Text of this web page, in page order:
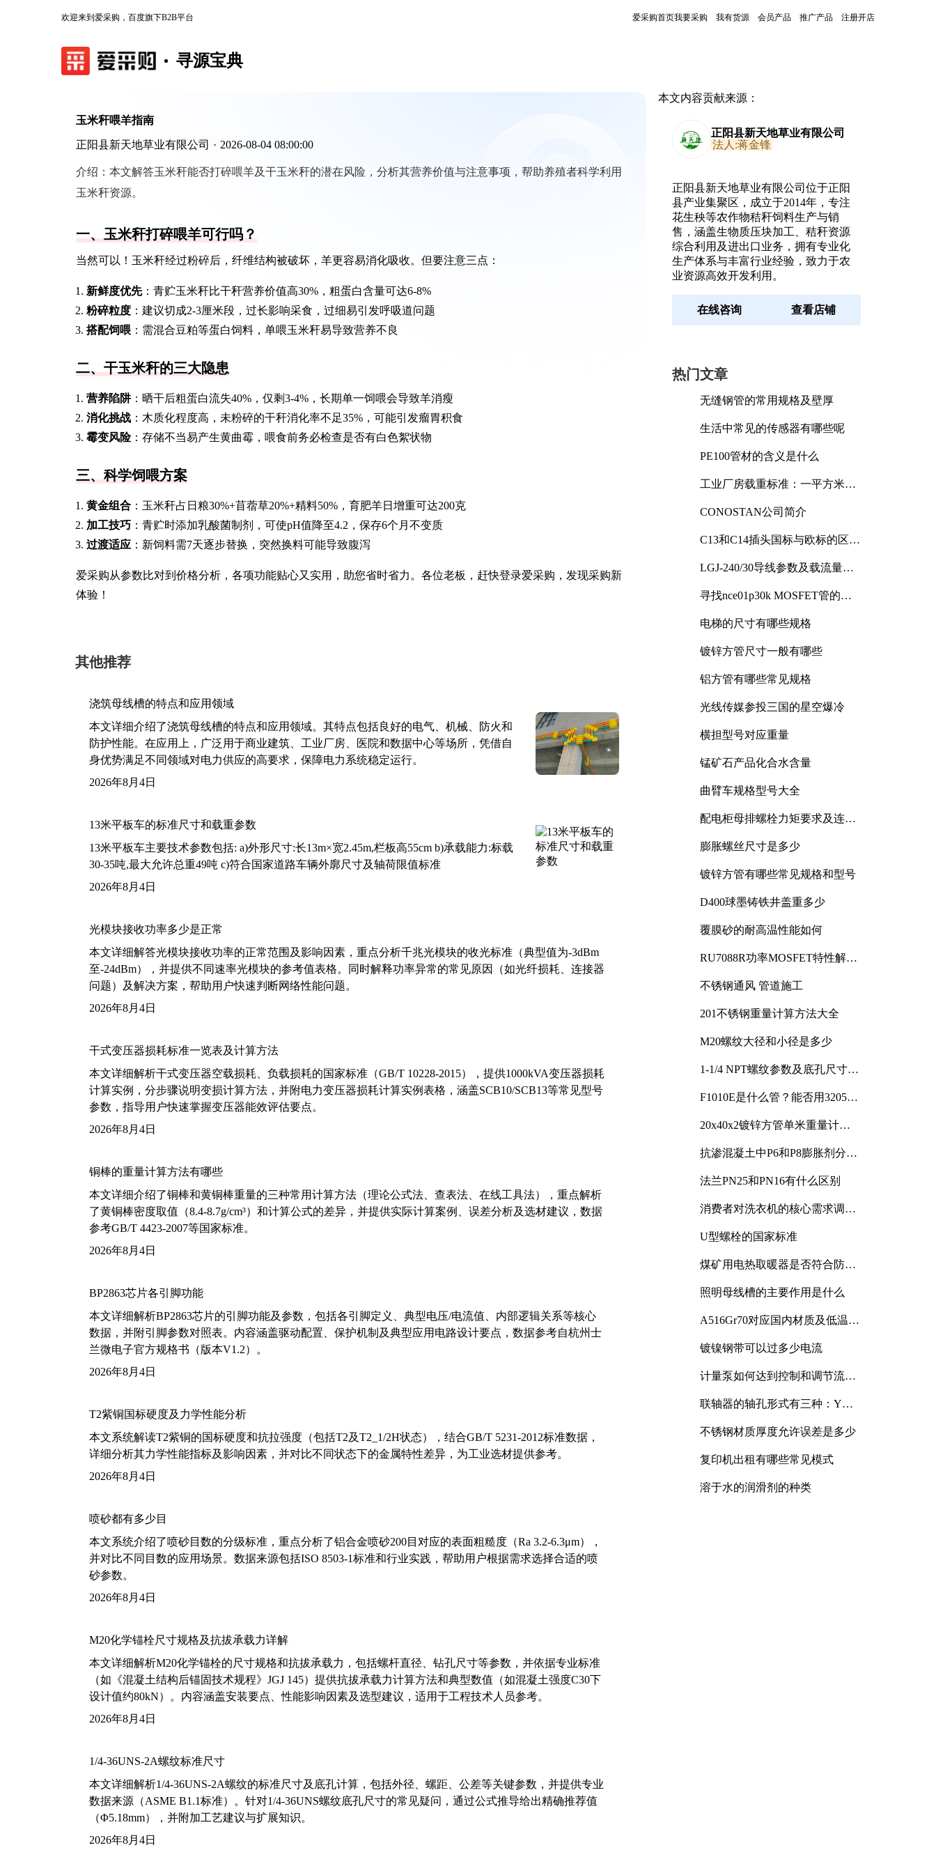
欢迎来到爱采购，百度旗下B2B平台 爱采购首页我要采购 我有货源 会员产品 推广产品 注册开店
寻源宝典
玉米秆喂羊指南
正阳县新天地草业有限公司 · 2026-08-04 08:00:00
介绍： 本文解答玉米秆能否打碎喂羊及干玉米秆的潜在风险，分析其营养价值与注意事项，帮助养殖者科学利用
玉米秆资源。
一、玉米秆打碎喂羊可行吗？
当然可以！玉米秆经过粉碎后，纤维结构被破坏，羊更容易消化吸收。但要注意三点：
新鲜度优先：青贮玉米秆比干秆营养价值高30%，粗蛋白含量可达6-8%
粉碎粒度 ：建议切成2-3厘米段，过长影响采食，过细易引发呼吸道问题
搭配饲喂 ：需混合豆粕等蛋白饲料，单喂玉米秆易导致营养不良
二、干玉米秆的三大隐患
营养陷阱：晒干后粗蛋白流失40%，仅剩3-4%，长期单一饲喂会导致羊消瘦
消化挑战 ：木质化程度高，未粉碎的干秆消化率不足35%，可能引发瘤胃积食
霉变风险：存储不当易产生黄曲霉，喂食前务必检查是否有白色絮状物
三、科学饲喂方案
黄金组合 ：玉米秆占日粮30%+苜蓿草20%+精料50%，育肥羊日增重可达200克
加工技巧 ：青贮时添加乳酸菌制剂，可使pH值降至4.2，保存6个月不变质
过渡适应 ：新饲料需7天逐步替换，突然换料可能导致腹泻
爱采购从参数比对到价格分析，各项功能贴心又实用，助您省时省力。各位老板，赶快登录爱采购，发现采购新
体验！
其他推荐
浇筑母线槽的特点和应用领域
本文详细介绍了浇筑母线槽的特点和应用领域。其特点包括良好的电气、机械、防火和
防护性能。在应用上，广泛用于商业建筑、工业厂房、医院和数据中心等场所，凭借自
身优势满足不同领域对电力供应的高要求，保障电力系统稳定运行。
2026年8月4日
13米平板车的标准尺寸和载重参数
13米平板车主要技术参数包括: a)外形尺寸:长13m×宽2.45m,栏板高55cm b)承载能力:标载
30-35吨,最大允许总重49吨 c)符合国家道路车辆外廓尺寸及轴荷限值标准
2026年8月4日
光模块接收功率多少是正常
本文详细解答光模块接收功率的正常范围及影响因素，重点分析千兆光模块的收光标准（典型值为-3dBm
至-24dBm），并提供不同速率光模块的参考值表格。同时解释功率异常的常见原因（如光纤损耗、连接器
问题）及解决方案，帮助用户快速判断网络性能问题。
2026年8月4日
干式变压器损耗标准一览表及计算方法
本文详细解析干式变压器空载损耗、负载损耗的国家标准（GB/T 10228-2015），提供1000kVA变压器损耗
计算实例，分步骤说明变损计算方法，并附电力变压器损耗计算实例表格，涵盖SCB10/SCB13等常见型号
参数，指导用户快速掌握变压器能效评估要点。
2026年8月4日
铜棒的重量计算方法有哪些
本文详细介绍了铜棒和黄铜棒重量的三种常用计算方法（理论公式法、查表法、在线工具法），重点解析
了黄铜棒密度取值（8.4-8.7g/cm³）和计算公式的差异，并提供实际计算案例、误差分析及选材建议，数据
参考GB/T 4423-2007等国家标准。
2026年8月4日
BP2863芯片各引脚功能
本文详细解析BP2863芯片的引脚功能及参数，包括各引脚定义、典型电压/电流值、内部逻辑关系等核心
数据，并附引脚参数对照表。内容涵盖驱动配置、保护机制及典型应用电路设计要点，数据参考自杭州士
兰微电子官方规格书（版本V1.2）。
2026年8月4日
T2紫铜国标硬度及力学性能分析
本文系统解读T2紫铜的国标硬度和抗拉强度（包括T2及T2_1/2H状态），结合GB/T 5231-2012标准数据，
详细分析其力学性能指标及影响因素，并对比不同状态下的金属特性差异，为工业选材提供参考。
2026年8月4日
喷砂都有多少目
本文系统介绍了喷砂目数的分级标准，重点分析了铝合金喷砂200目对应的表面粗糙度（Ra 3.2-6.3μm），
并对比不同目数的应用场景。数据来源包括ISO 8503-1标准和行业实践，帮助用户根据需求选择合适的喷
砂参数。
2026年8月4日
M20化学锚栓尺寸规格及抗拔承载力详解
本文详细解析M20化学锚栓的尺寸规格和抗拔承载力，包括螺杆直径、钻孔尺寸等参数，并依据专业标准
（如《混凝土结构后锚固技术规程》JGJ 145）提供抗拔承载力计算方法和典型数值（如混凝土强度C30下
设计值约80kN）。内容涵盖安装要点、性能影响因素及选型建议，适用于工程技术人员参考。
2026年8月4日
1/4-36UNS-2A螺纹标准尺寸
本文详细解析1/4-36UNS-2A螺纹的标准尺寸及底孔计算，包括外径、螺距、公差等关键参数，并提供专业
数据来源（ASME B1.1标准）。针对1/4-36UNS螺纹底孔尺寸的常见疑问，通过公式推导给出精确推荐值
（Φ5.18mm），并附加工艺建议与扩展知识。
2026年8月4日
本文内容贡献来源：
正阳县新天地草业有限公司
法人:蒋金锋
正阳县新天地草业有限公司位于正阳
县产业集聚区，成立于2014年，专注
花生秧等农作物秸秆饲料生产与销
售，涵盖生物质压块加工、秸秆资源
综合利用及进出口业务，拥有专业化
生产体系与丰富行业经验，致力于农
业资源高效开发利用。
在线咨询 查看店铺
热门文章
无缝钢管的常用规格及壁厚
生活中常见的传感器有哪些呢
PE100管材的含义是什么
工业厂房载重标准：一平方米能
CONOSTAN公司简介
C13和C14插头国标与欧标的区别
LGJ-240/30导线参数及载流量解
寻找nce01p30k MOSFET管的合
电梯的尺寸有哪些规格
镀锌方管尺寸一般有哪些
铝方管有哪些常见规格
光线传媒参投三国的星空爆冷
横担型号对应重量
锰矿石产品化合水含量
曲臂车规格型号大全
配电柜母排螺栓力矩要求及连接
膨胀螺丝尺寸是多少
镀锌方管有哪些常见规格和型号
D400球墨铸铁井盖重多少
覆膜砂的耐高温性能如何
RU7088R功率MOSFET特性解析
不锈钢通风 管道施工
201不锈钢重量计算方法大全
M20螺纹大径和小径是多少
1-1/4 NPT螺纹参数及底孔尺寸详
F1010E是什么管？能否用3205或
20x40x2镀锌方管单米重量计算
抗渗混凝土中P6和P8膨胀剂分别
法兰PN25和PN16有什么区别
消费者对洗衣机的核心需求调研
U型螺栓的国家标准
煤矿用电热取暖器是否符合防爆
照明母线槽的主要作用是什么
A516Gr70对应国内材质及低温冲
镀镍钢带可以过多少电流
计量泵如何达到控制和调节流量
联轴器的轴孔形式有三种：Y
不锈钢材质厚度允许误差是多少
复印机出租有哪些常见模式
溶于水的润滑剂的种类